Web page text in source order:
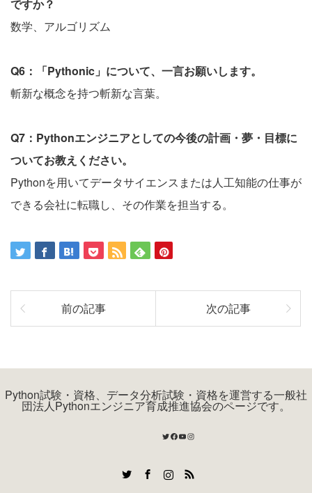
ですか？
数学、アルゴリズム
Q6：「Pythonic」について、一言お願いします。
斬新な概念を持つ斬新な言葉。
Q7：Pythonエンジニアとしての今後の計画・夢・目標に
ついてお教えください。
Pythonを用いてデータサイエンスまたは人工知能の仕事が
できる会社に転職し、その作業を担当する。
前の記事 次の記事
Python試験・資格、データ分析試験・資格を運営する一般社
団法人Pythonエンジニア育成推進協会のページです。
Twitter
Facebook
YouTube
Instagram
RSS